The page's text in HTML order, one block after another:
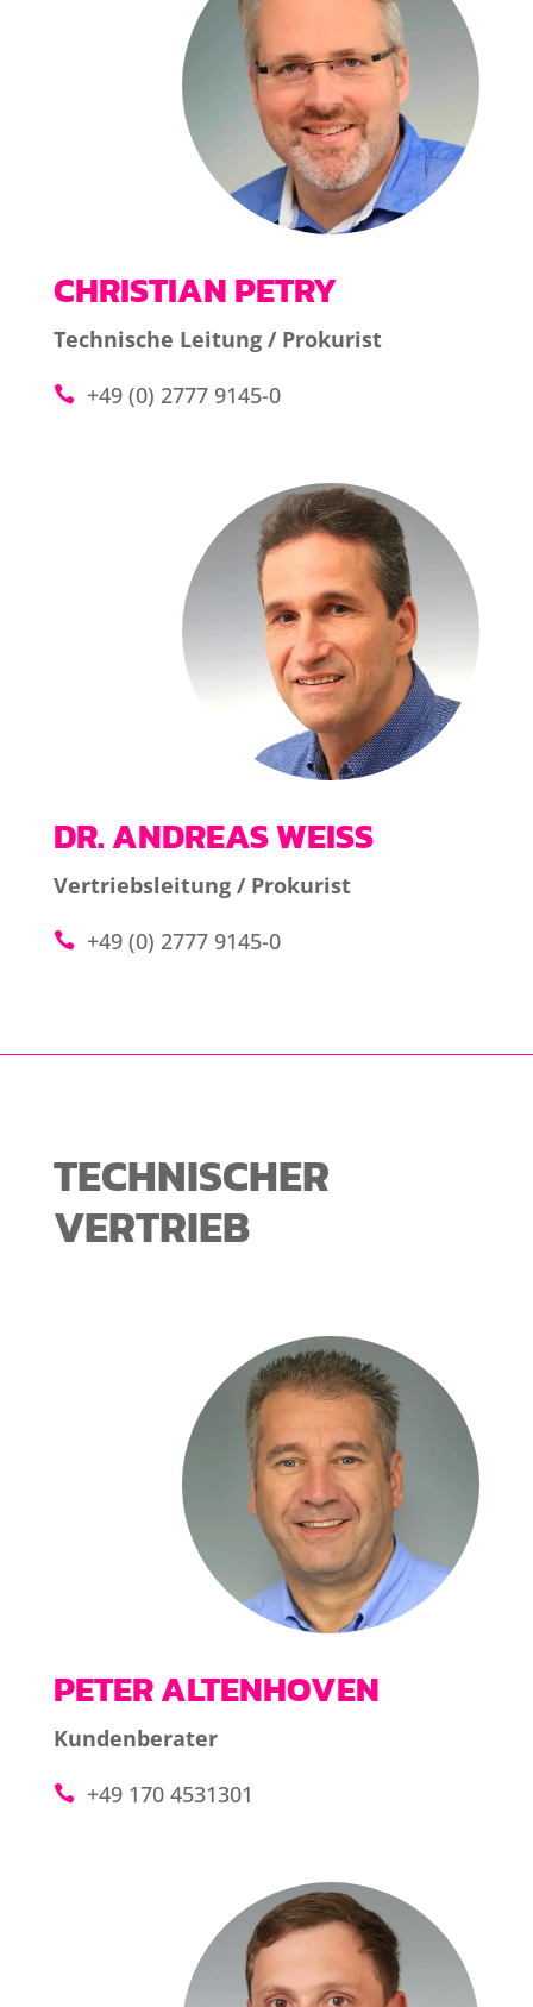
CHRISTIAN PETRY
Technische Leitung / Prokurist
+49 (0) 2777 9145-0
DR. ANDREAS WEISS
Vertriebsleitung / Prokurist
+49 (0) 2777 9145-0
TECHNISCHER
VERTRIEB
PETER ALTENHOVEN
Kundenberater
+49 170 4531301